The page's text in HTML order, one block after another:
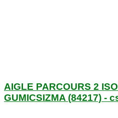
AIGLE PARCOURS 2
GUMICSIZMA (84217) -